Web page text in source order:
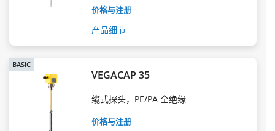
价格与注册
产品细节
BASIC
VEGACAP 35
缆式探头，PE/PA 全绝缘
价格与注册